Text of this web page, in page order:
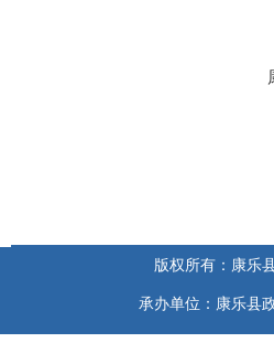
版权所有：康乐
承办单位：康乐县